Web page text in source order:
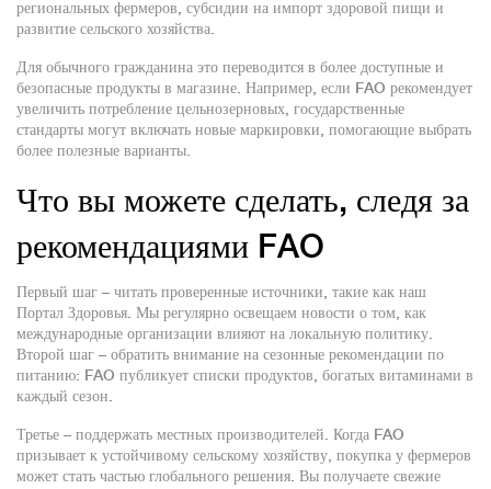
региональных фермеров, субсидии на импорт здоровой пищи и
развитие сельского хозяйства.
Для обычного гражданина это переводится в более доступные и
безопасные продукты в магазине. Например, если FAO рекомендует
увеличить потребление цельнозерновых, государственные
стандарты могут включать новые маркировки, помогающие выбрать
более полезные варианты.
Что вы можете сделать, следя за
рекомендациями FAO
Первый шаг – читать проверенные источники, такие как наш
Портал Здоровья. Мы регулярно освещаем новости о том, как
международные организации влияют на локальную политику.
Второй шаг – обратить внимание на сезонные рекомендации по
питанию: FAO публикует списки продуктов, богатых витаминами в
каждый сезон.
Третье – поддержать местных производителей. Когда FAO
призывает к устойчивому сельскому хозяйству, покупка у фермеров
может стать частью глобального решения. Вы получаете свежие